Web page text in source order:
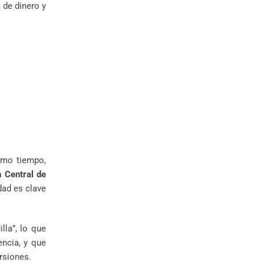
dinero y
tiempo,
Central de
es clave
lo que
y que